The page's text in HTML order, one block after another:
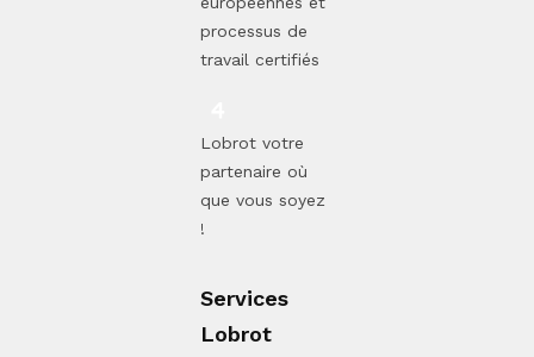
processus de
travail certifiés
Lobrot votre
partenaire où
que vous soyez
!
Services
Lobrot